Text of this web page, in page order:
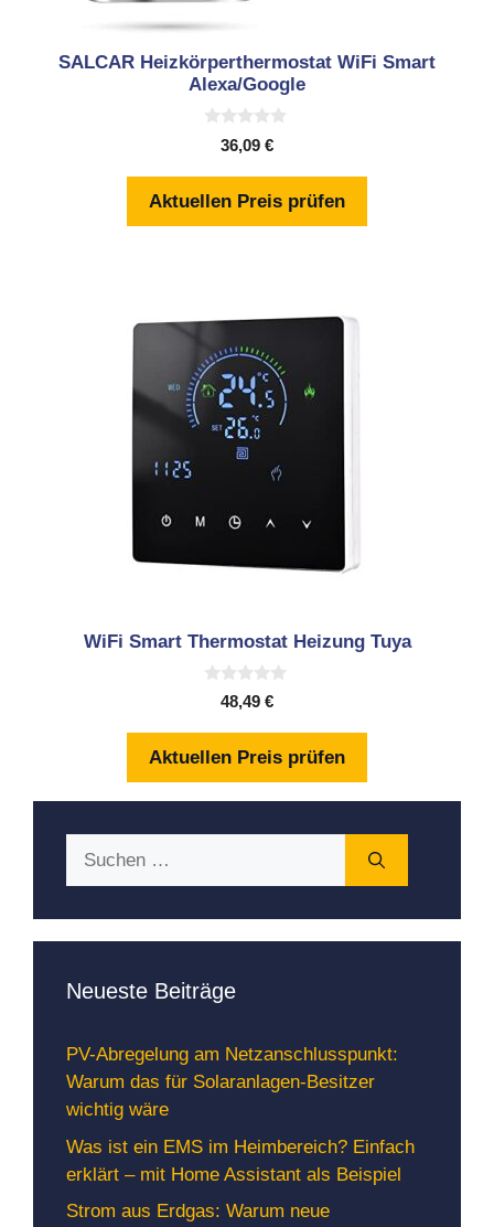
SALCAR Heizkörperthermostat WiFi Smart
Alexa/Google
5
36,09 €
Aktuellen Preis prüfen
WiFi Smart Thermostat Heizung Tuya
5
48,49 €
Aktuellen Preis prüfen
Neueste Beiträge
PV-Abregelung am Netzanschlusspunkt:
Warum das für Solaranlagen-Besitzer
wichtig wäre
Was ist ein EMS im Heimbereich? Einfach
erklärt – mit Home Assistant als Beispiel
Strom aus Erdgas: Warum neue